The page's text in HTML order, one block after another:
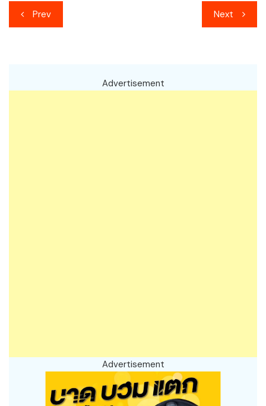
เมนู
นำทาง
Prev Next
Advertisement
Advertisement